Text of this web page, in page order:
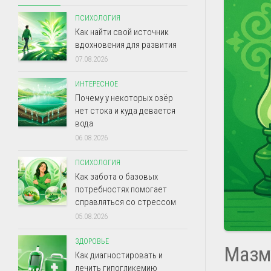
ПСИХОЛОГИЯ
Как найти свой источник
вдохновения для развития
07.08.2026
ИНТЕРЕСНОЕ
Почему у некоторых озёр
нет стока и куда девается
вода
06.08.2026
ПСИХОЛОГИЯ
Как забота о базовых
потребностях помогает
справляться со стрессом
05.08.2026
ЗДОРОВЬЕ
Как диагностировать и
лечить гипогликемию